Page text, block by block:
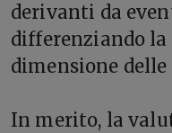
derivanti da
differenziando la
dimensione delle
In merito, la